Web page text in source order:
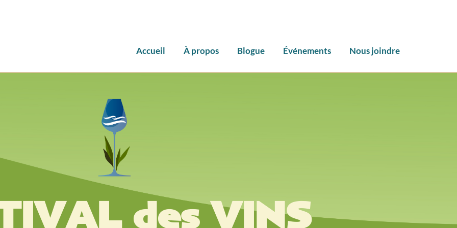
Accueil À propos Blogue Événements Nous joindre
des VINS